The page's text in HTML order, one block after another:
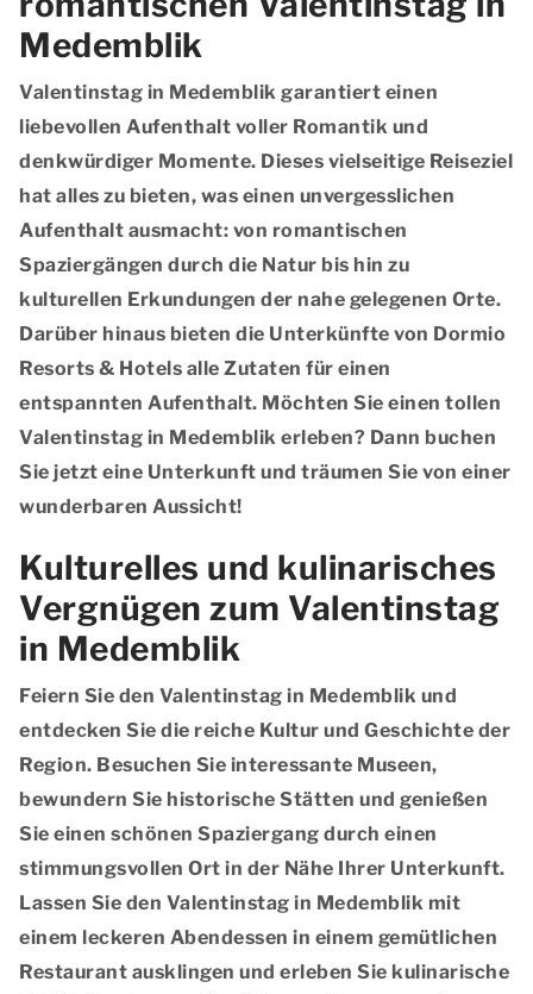
Medemblik
Valentinstag in Medemblik garantiert einen
liebevollen Aufenthalt voller Romantik und
denkwürdiger Momente. Dieses vielseitige Reiseziel
hat alles zu bieten, was einen unvergesslichen
Aufenthalt ausmacht: von romantischen
Spaziergängen durch die Natur bis hin zu
kulturellen Erkundungen der nahe gelegenen Orte.
Darüber hinaus bieten die Unterkünfte von Dormio
Resorts & Hotels alle Zutaten für einen
entspannten Aufenthalt. Möchten Sie einen tollen
Valentinstag in Medemblik erleben? Dann buchen
Sie jetzt eine Unterkunft und träumen Sie von einer
wunderbaren Aussicht!
Kulturelles und kulinarisches
Vergnügen zum Valentinstag
in Medemblik
Feiern Sie den Valentinstag in Medemblik und
entdecken Sie die reiche Kultur und Geschichte der
Region. Besuchen Sie interessante Museen,
bewundern Sie historische Stätten und genießen
Sie einen schönen Spaziergang durch einen
stimmungsvollen Ort in der Nähe Ihrer Unterkunft.
Lassen Sie den Valentinstag in Medemblik mit
einem leckeren Abendessen in einem gemütlichen
Restaurant ausklingen und erleben Sie kulinarische